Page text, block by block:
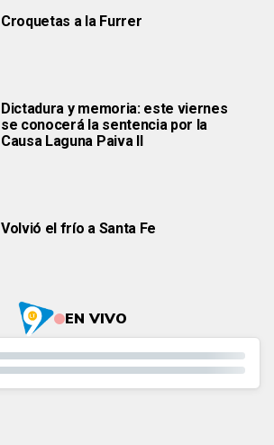
Croquetas a la Furrer
Dictadura y memoria: este viernes
se conocerá la sentencia por la
Causa Laguna Paiva II
Volvió el frío a Santa Fe
EN VIVO